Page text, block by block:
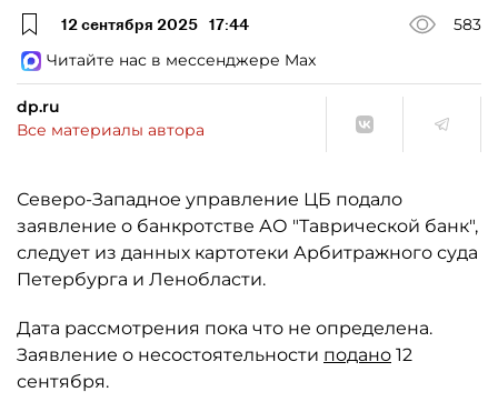
12 сентября 2025 17:44
583
Читайте нас в мессенджере Max
dp.ru
Все материалы автора
Северо-Западное управление ЦБ подало
заявление о банкротстве АО "Таврической банк",
следует из данных картотеки Арбитражного суда
Петербурга и Ленобласти.
Дата рассмотрения пока что не определена.
Заявление о несостоятельности подано 12
сентября.